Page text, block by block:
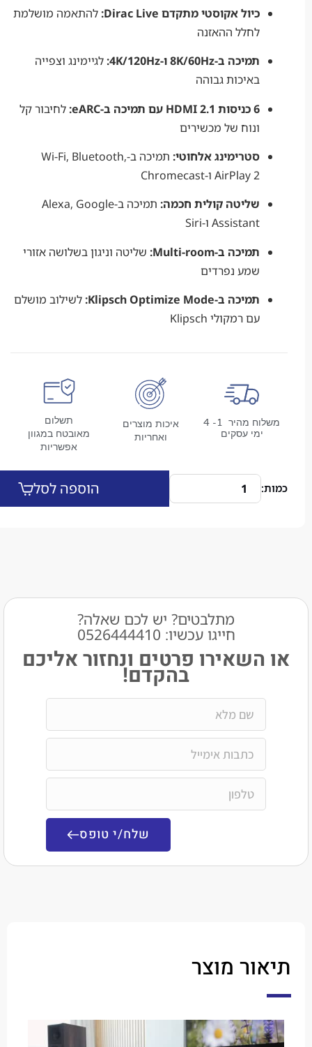
כיול אקוסטי מתקדם Dirac Live:
להתאמה מושלמת
לחלל ההאזנה
תמיכה ב-8K/60Hz ו-4K/120Hz:
לגיימינג וצפייה
באיכות גבוהה
לחיבור קל
ונוח של מכשירים
סטרימינג אלחוטי:
תמיכה ב-Wi-Fi, Bluetooth,
שליטה קולית חכמה:
תמיכה ב-Alexa, Google
תמיכה ב-Multi-room:
שליטה וניגון בשלושה אזורי
שמע נפרדים
תמיכה ב-Klipsch Optimize Mode:
לשילוב מושלם
עם רמקולי Klipsch
משלוח מהיר 1- 4
איכות מוצרים
תשלום
מאובטח במגוון
הוספה לסל
מתלבטים? יש לכם שאלה?
חייגו עכשיו: 0526444410​
פרטים ונחזור אליכם
בהקדם!
שלח/י טופס
מוצר